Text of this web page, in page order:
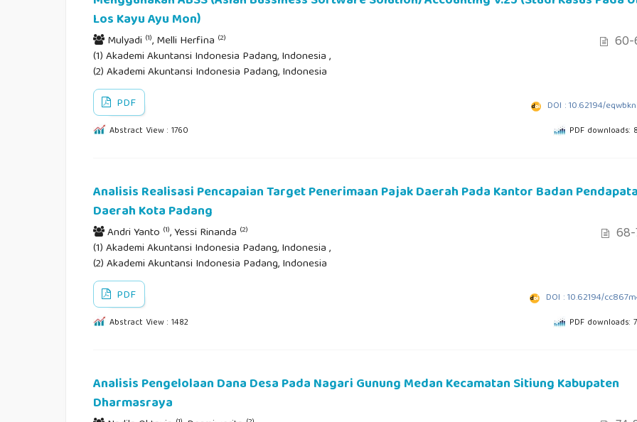
Los Kayu Ayu Mon)
Mulyadi (1), Melli Herfina (2)
(1) Akademi Akuntansi Indonesia Padang, Indonesia ,
(2) Akademi Akuntansi Indonesia Padang, Indonesia
PDF DOI : 10.62194/
Abstract View : 1760 PDF downloads:
Analisis Realisasi Pencapaian Target Penerimaan Pajak Daerah Pada Kantor Badan
Daerah Kota Padang
Andri Yanto (1), Yessi Rinanda (2)
(1) Akademi Akuntansi Indonesia Padang, Indonesia ,
(2) Akademi Akuntansi Indonesia Padang, Indonesia
PDF DOI : 10.62194/
Abstract View : 1482 PDF downloads:
Analisis Pengelolaan Dana Desa Pada Nagari Gunung Medan Kecamatan Sitiung Kabupaten
Dharmasraya